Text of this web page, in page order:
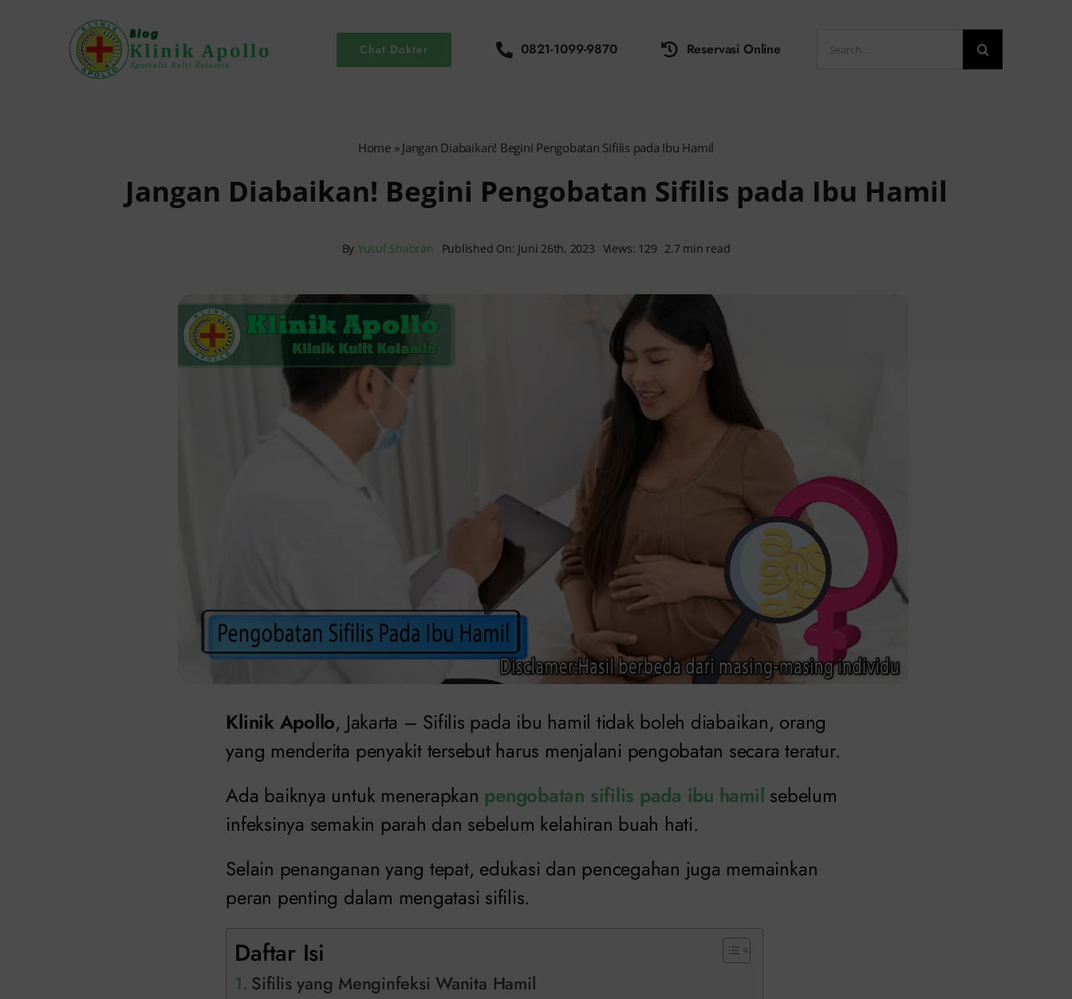
Chat Dokter 0821-1099-9870 Reservasi Online
for:
Home» Jangan Diabaikan! Begini Pengobatan Sifilis pada Ibu Hamil
Jangan Diabaikan! Begini Pengobatan Sifilis pada Ibu Hamil
By Yusuf Shabran Published On: Juni 26th, 2023 Views: 129 2.7 min read
Klinik Apollo, Jakarta – Sifilis pada ibu hamil tidak boleh diabaikan, orang
yang menderita penyakit tersebut harus menjalani pengobatan secara teratur.
Ada baiknya untuk menerapkan pengobatan sifilis pada ibu hamil sebelum
infeksinya semakin parah dan sebelum kelahiran buah hati.
Selain penanganan yang tepat, edukasi dan pencegahan juga memainkan
peran penting dalam mengatasi sifilis.
Daftar Isi
Sifilis yang Menginfeksi Wanita Hamil